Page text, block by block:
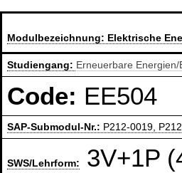
Modulbezeichnung: Elektrische
Studiengang: Erneuerbare
Code: EE504
SAP-Submodul-Nr.: P212-0019,
SWS/Lehrform: 3V+1P